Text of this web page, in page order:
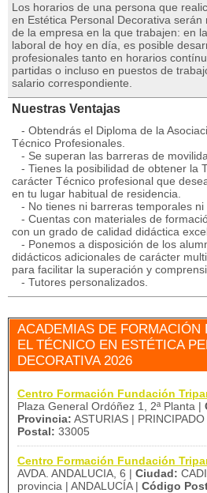
Los horarios de una persona que
en Estética Personal Decorativa
de la empresa en la que trabajen: en
laboral de hoy en día, es posible
profesionales tanto en horarios
partidas o incluso en puestos de
salario correspondiente.
Nuestras Ventajas
- Obtendrás el Diploma de la
Técnico Profesionales.
- Se superan las barreras de
- Tienes la posibilidad de obtener la
carácter Técnico profesional que
en tu lugar habitual de residencia.
- No tienes ni barreras temporales ni
- Cuentas con materiales de
con un grado de calidad didáctica
- Ponemos a disposición de los
didácticos adicionales de carácter
para facilitar la superación y
- Tutores personalizados.
ACADEMIAS DE FORMACIÓN
EL TÉCNICO EN ESTÉTICA
DECORATIVA 2026
Centro Formación Fundación
Plaza General Ordóñez 1, 2ª Planta |
Provincia: ASTURIAS |
Postal: 33005
Centro Formación Fundación
AVDA. ANDALUCIA, 6 | Ciudad:
provincia | ANDALUCÍA | Código